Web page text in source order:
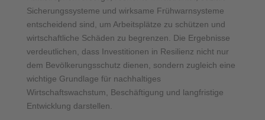
Sicherungssysteme und wirksame Frühwarnsysteme
entscheidend sind, um Arbeitsplätze zu schützen und
wirtschaftliche Schäden zu begrenzen. Die Ergebnisse
verdeutlichen, dass Investitionen in Resilienz nicht nur
dem Bevölkerungsschutz dienen, sondern zugleich eine
wichtige Grundlage für nachhaltiges
Wirtschaftswachstum, Beschäftigung und langfristige
Entwicklung darstellen.